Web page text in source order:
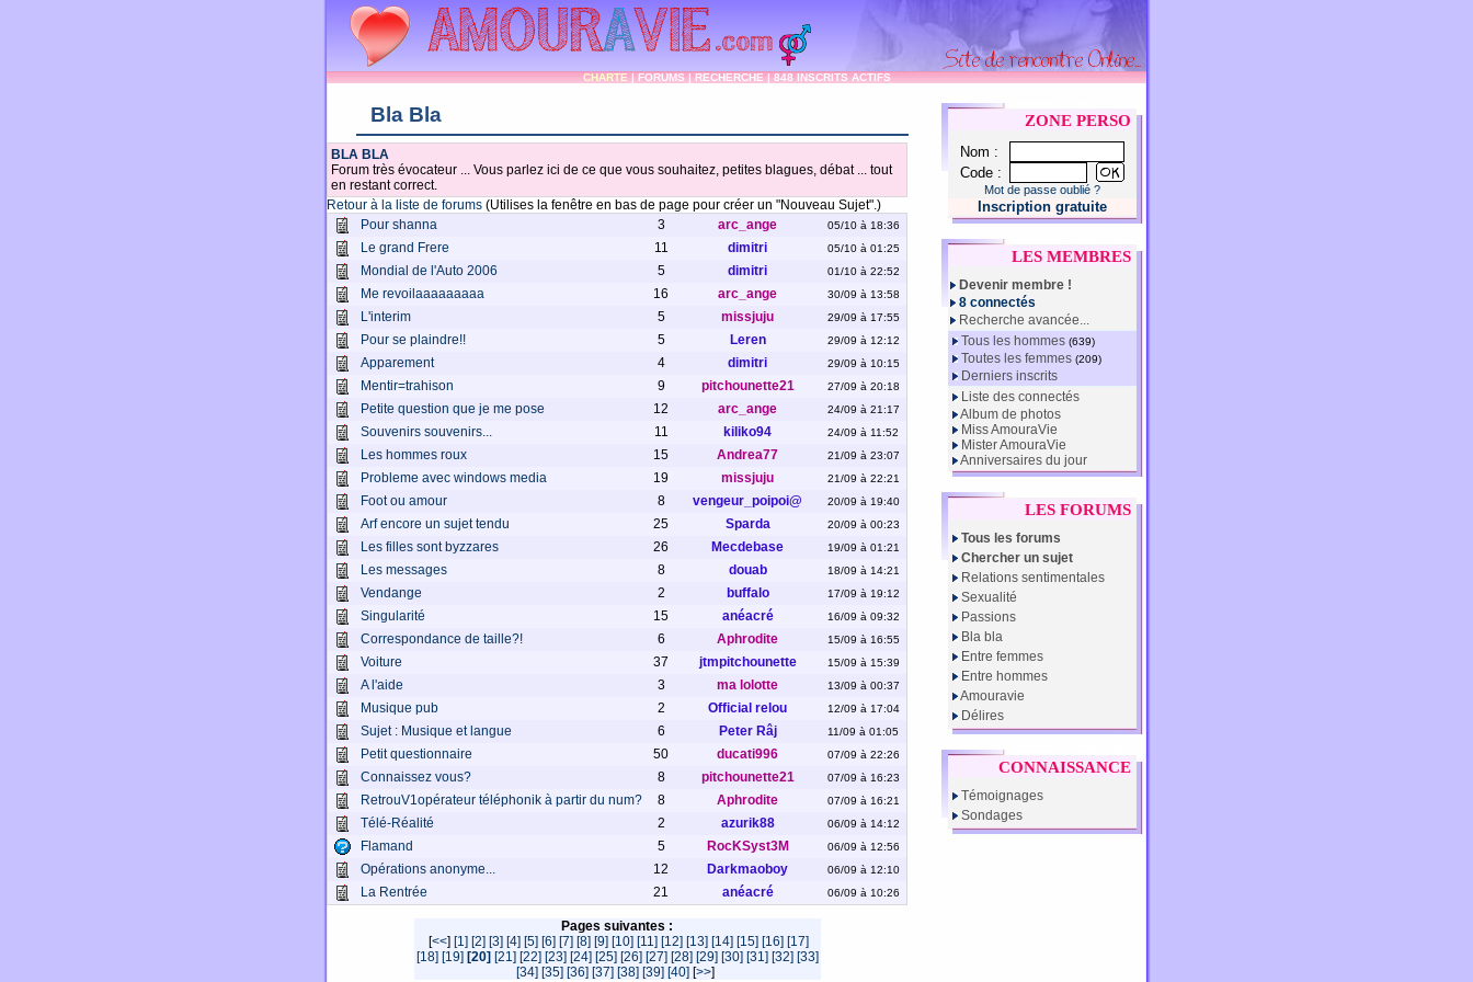
CHARTE|FORUMS|RECHERCHE|848 INSCRITS ACTIFS
Bla Bla
BLA BLA
Forum très évocateur ... Vous parlez ici de ce que vous souhaitez, petites blagues, débat ... tout
en restant correct.
Retour à la liste de forums (Utilises la fenêtre en bas de page pour créer un "Nouveau Sujet".)
Pour shanna
3 arc_ange 05/10 à 18:36
Le grand Frere 11 dimitri 05/10 à 01:25
Mondial de l'Auto 2006 5 dimitri 01/10 à 22:52
Me revoilaaaaaaaaa 16 arc_ange 30/09 à 13:58
L'interim 5 missjuju 29/09 à 17:55
Pour se plaindre!! 5 Leren 29/09 à 12:12
Apparement 4 dimitri 29/09 à 10:15
Mentir=trahison 9 pitchounette21 27/09 à 20:18
Petite question que je me pose 12 arc_ange 24/09 à 21:17
Souvenirs souvenirs... 11 kiliko94 24/09 à 11:52
Les hommes roux 15 Andrea77 21/09 à 23:07
Probleme avec windows media 19 missjuju 21/09 à 22:21
Foot ou amour 8 vengeur_poipoi@ 20/09 à 19:40
Arf encore un sujet tendu 25 Sparda 20/09 à 00:23
Les filles sont byzzares 26 Mecdebase 19/09 à 01:21
Les messages 8 douab 18/09 à 14:21
Vendange 2 buffalo 17/09 à 19:12
Singularité 15 anéacré 16/09 à 09:32
Correspondance de taille?! 6 Aphrodite 15/09 à 16:55
Voiture 37 jtmpitchounette 15/09 à 15:39
A l'aide 3 ma lolotte 13/09 à 00:37
Musique pub 2 Official relou 12/09 à 17:04
Sujet : Musique et langue 6 Peter Râj 11/09 à 01:05
Petit questionnaire 50 ducati996 07/09 à 22:26
Connaissez vous? 8 pitchounette21 07/09 à 16:23
RetrouV1opérateur téléphonik à partir du num? 8 Aphrodite 07/09 à 16:21
Télé-Réalité 2 azurik88 06/09 à 14:12
Flamand 5 RocKSyst3M 06/09 à 12:56
Opérations anonyme... 12 Darkmaoboy 06/09 à 12:10
La Rentrée 21 anéacré 06/09 à 10:26
Pages suivantes :
[<<] [1] [2] [3] [4] [5] [6] [7] [8] [9] [10] [11] [12] [13] [14] [15] [16] [17]
[18] [19] [20] [21] [22] [23] [24] [25] [26] [27] [28] [29] [30] [31] [32] [33]
[34] [35] [36] [37] [38] [39] [40] [>>]
ZONE PERSO
Nom :
Code :
Mot de passe oublié ?
Inscription gratuite
LES MEMBRES
Devenir membre !
8 connectés
Recherche avancée...
Tous les hommes (639)
Toutes les femmes (209)
Derniers inscrits
Liste des connectés
Album de photos
Miss AmouraVie
Mister AmouraVie
Anniversaires du jour
LES FORUMS
Tous les forums
Chercher un sujet
Relations sentimentales
Sexualité
Passions
Bla bla
Entre femmes
Entre hommes
Amouravie
Délires
CONNAISSANCE
Témoignages
Sondages